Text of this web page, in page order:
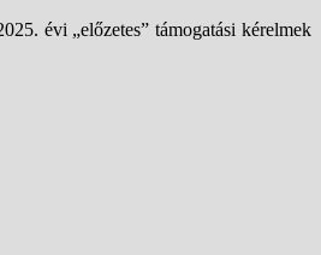
évi „előzetes” támogatási kérelmek